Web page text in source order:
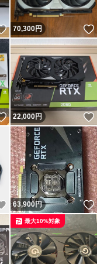
いいね！
70,300円
いいね！
22,000円
いいね！
63,900円
最大10%対象